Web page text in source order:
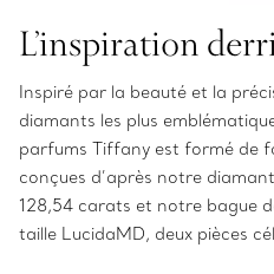
L’inspiration
Inspiré par la beauté et la
diamants les plus
parfums Tiffany est formé de
conçues d’après notre
128,54 carats et notre bague
taille LucidaMD, deux pièces